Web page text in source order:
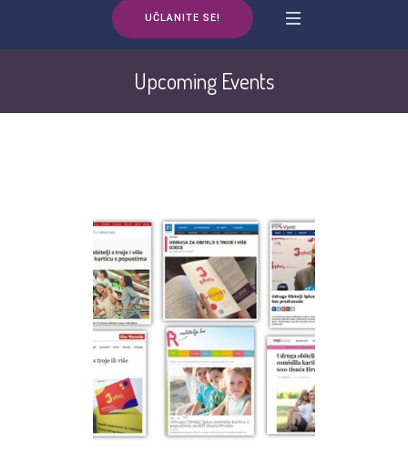
UČLANITE SE!
Upcoming Events